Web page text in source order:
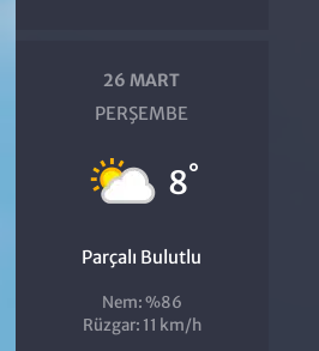
26 MART
PERŞEMBE
8°
Parçalı Bulutlu
Nem: %86
Rüzgar: 11 km/h